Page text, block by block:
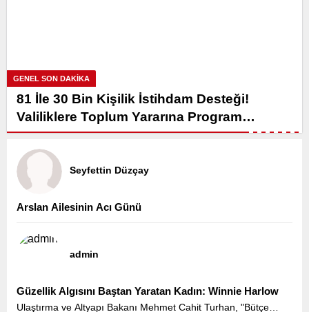
GENEL SON DAKİKA
81 İle 30 Bin Kişilik İstihdam Desteği!
Valiliklere Toplum Yararına Program
Kontenjanı Tahsis Edilecek
Seyfettin Düzçay
Arslan Ailesinin Acı Günü
admin
Güzellik Algısını Baştan Yaratan Kadın: Winnie Harlow
Ulaştırma ve Altyapı Bakanı Mehmet Cahit Turhan, "Bütçe